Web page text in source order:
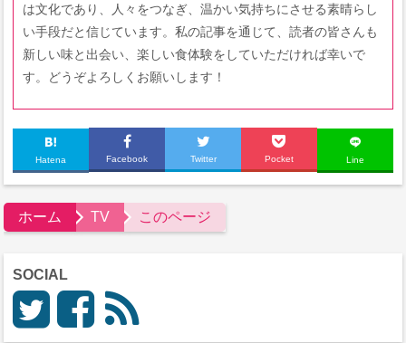
は文化であり、人々をつなぎ、温かい気持ちにさせる素晴らし
い手段だと信じています。私の記事を通じて、読者の皆さんも
新しい味と出会い、楽しい食体験をしていただければ幸いで
す。どうぞよろしくお願いします！
Hatena Facebook Twitter Pocket Line
ホーム TV このページ
SOCIAL